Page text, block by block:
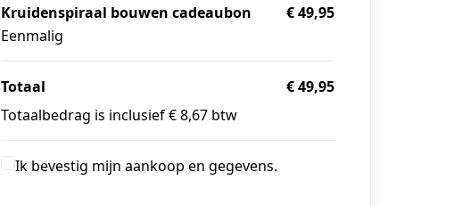
Kruidenspiraal bouwen cadeaubon
Eenmalig
€ 49,95
Totaal
€ 49,95
Totaalbedrag is inclusief € 8,67 btw
Ik bevestig mijn aankoop en gegevens.